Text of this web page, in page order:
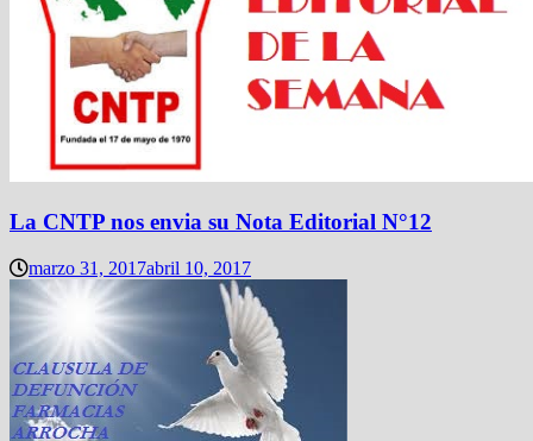
La CNTP nos envia su Nota Editorial N°12
marzo 31, 2017abril 10, 2017